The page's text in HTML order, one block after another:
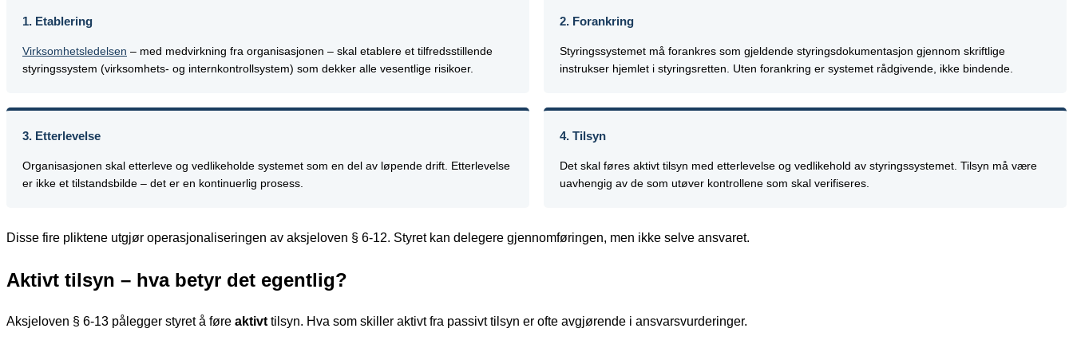
1. Etablering
Virksomhetsledelsen – med medvirkning fra organisasjonen – skal etablere et tilfredsstillende
styringssystem (virksomhets- og internkontrollsystem) som dekker alle vesentlige risikoer.
2. Forankring
Styringssystemet må forankres som gjeldende styringsdokumentasjon gjennom skriftlige
instrukser hjemlet i styringsretten. Uten forankring er systemet rådgivende, ikke bindende.
3. Etterlevelse
Organisasjonen skal etterleve og vedlikeholde systemet som en del av løpende drift. Etterlevelse
er ikke et tilstandsbilde – det er en kontinuerlig prosess.
4. Tilsyn
Det skal føres aktivt tilsyn med etterlevelse og vedlikehold av styringssystemet. Tilsyn må være
uavhengig av de som utøver kontrollene som skal verifiseres.
Disse fire pliktene utgjør operasjonaliseringen av aksjeloven § 6-12. Styret kan delegere gjennomføringen, men ikke selve ansvaret.
Aktivt tilsyn – hva betyr det egentlig?
Aksjeloven § 6-13 pålegger styret å føre aktivt tilsyn. Hva som skiller aktivt fra passivt tilsyn er ofte avgjørende i ansvarsvurderinger.